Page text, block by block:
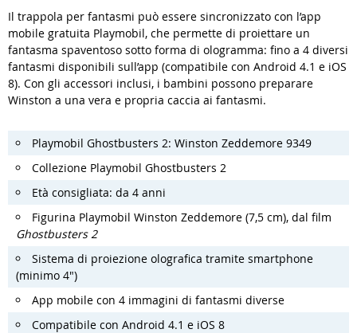
Il trappola per fantasmi può essere sincronizzato con l’app
mobile gratuita Playmobil, che permette di proiettare un
fantasma spaventoso sotto forma di ologramma: fino a 4 diversi
fantasmi disponibili sull’app (compatibile con Android 4.1 e iOS
8). Con gli accessori inclusi, i bambini possono preparare
Winston a una vera e propria caccia ai fantasmi.
Playmobil Ghostbusters 2: Winston Zeddemore 9349
Collezione Playmobil Ghostbusters 2
Età consigliata: da 4 anni
Figurina Playmobil Winston Zeddemore (7,5 cm), dal film
Ghostbusters 2
Sistema di proiezione olografica tramite smartphone
(minimo 4")
App mobile con 4 immagini di fantasmi diverse
Compatibile con Android 4.1 e iOS 8